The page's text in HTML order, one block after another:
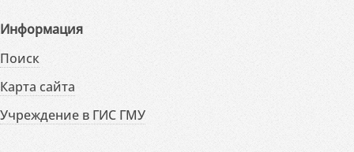
Информация
Поиск
Карта сайта
Учреждение в ГИС ГМУ